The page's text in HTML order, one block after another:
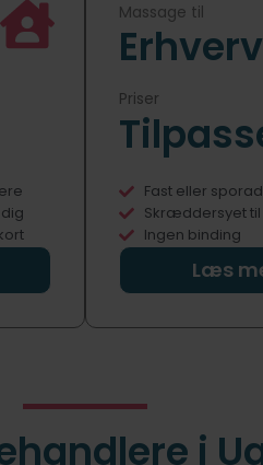
Massage til
Erhverv
Priser
Fast eller
Skræddersyet
Ingen binding
Læs
i